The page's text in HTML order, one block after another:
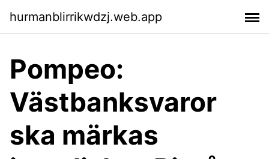
hurmanblirrikwdzj.web.app
Pompeo:
Västbanksvaror
ska märkas